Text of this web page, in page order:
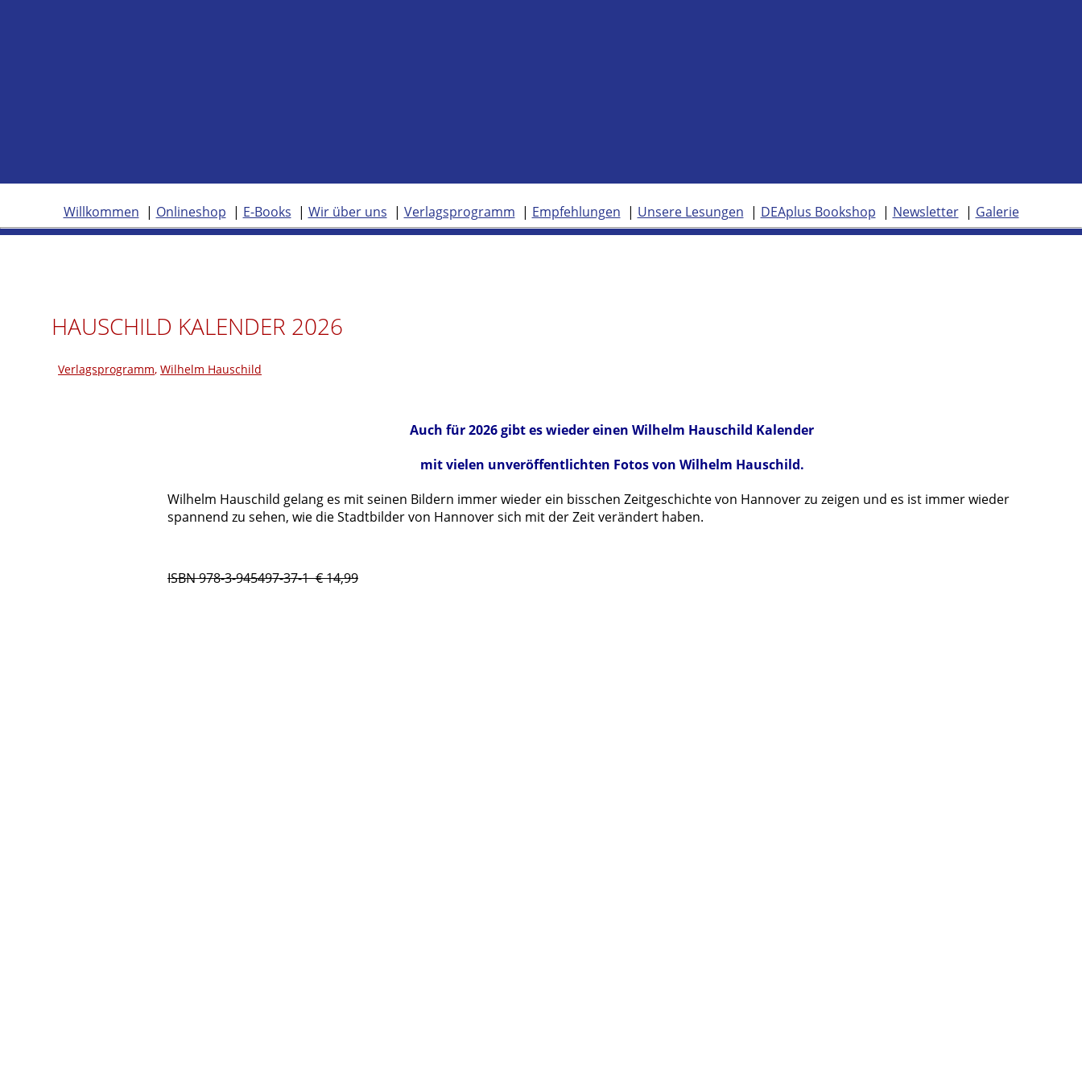
Willkommen Onlineshop E-Books Wir über uns Verlagsprogramm Empfehlungen Unsere Lesungen DEAplus Bookshop Newsletter Galerie
HAUSCHILD KALENDER 2026
Verlagsprogramm, Wilhelm Hauschild
Auch für 2026 gibt es wieder einen Wilhelm Hauschild Kalender
mit vielen unveröffentlichten Fotos von Wilhelm Hauschild.
Wilhelm Hauschild gelang es mit seinen Bildern immer wieder ein bisschen Zeitgeschichte von Hannover zu zeigen und es ist immer wieder
spannend zu sehen, wie die Stadtbilder von Hannover sich mit der Zeit verändert haben.
ISBN 978-3-945497-37-1 € 14,99